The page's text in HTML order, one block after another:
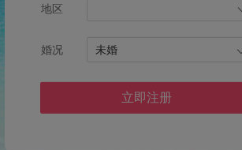
地区
婚况 未婚
立即注册